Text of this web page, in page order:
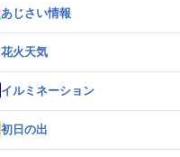
あじさい情報
花火天気
イルミネーション
初日の出